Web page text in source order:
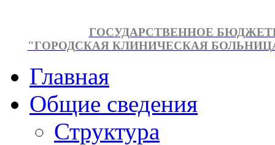
ГОСУДАРСТВЕННОЕ
"ГОРОДСКАЯ КЛИНИЧЕСКАЯ
Главная
Общие сведения
Структура